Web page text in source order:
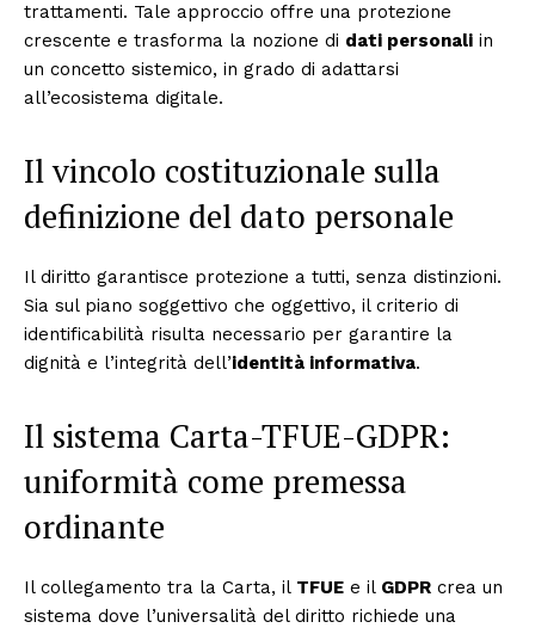
trattamenti. Tale approccio offre una protezione
crescente e trasforma la nozione di dati personali in
un concetto sistemico, in grado di adattarsi
all’ecosistema digitale.
Il vincolo costituzionale sulla
definizione del dato personale
Il diritto garantisce protezione a tutti, senza distinzioni.
Sia sul piano soggettivo che oggettivo, il criterio di
identificabilità risulta necessario per garantire la
dignità e l’integrità dell’identità informativa.
Il sistema Carta-TFUE-GDPR:
uniformità come premessa
ordinante
Il collegamento tra la Carta, il TFUE e il GDPR crea un
sistema dove l’universalità del diritto richiede una